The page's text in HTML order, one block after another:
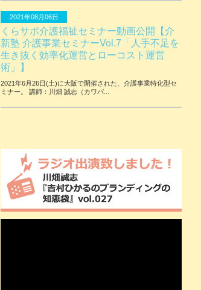
2021年08月06日
くらサポ介護福祉セミナー動画公開【介
新塾 介護事業セミナーVol.7「人手不足を
生き抜く効率化運営とローコスト運営
術」】
2021年6月26日(土)に大阪で開催された、介護事業特化型セ
ミナー。 講師：川畑 誠志（カワバ...